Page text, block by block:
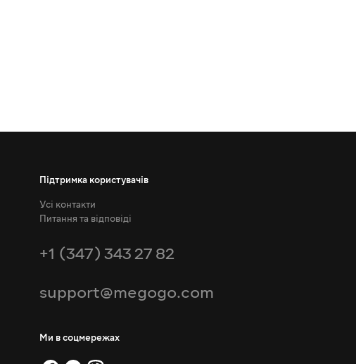
Підтримка користувачів
Усі контакти
Питання та відповіді
+1 (347) 343 27 82
support@megogo.com
Ми в соцмережах